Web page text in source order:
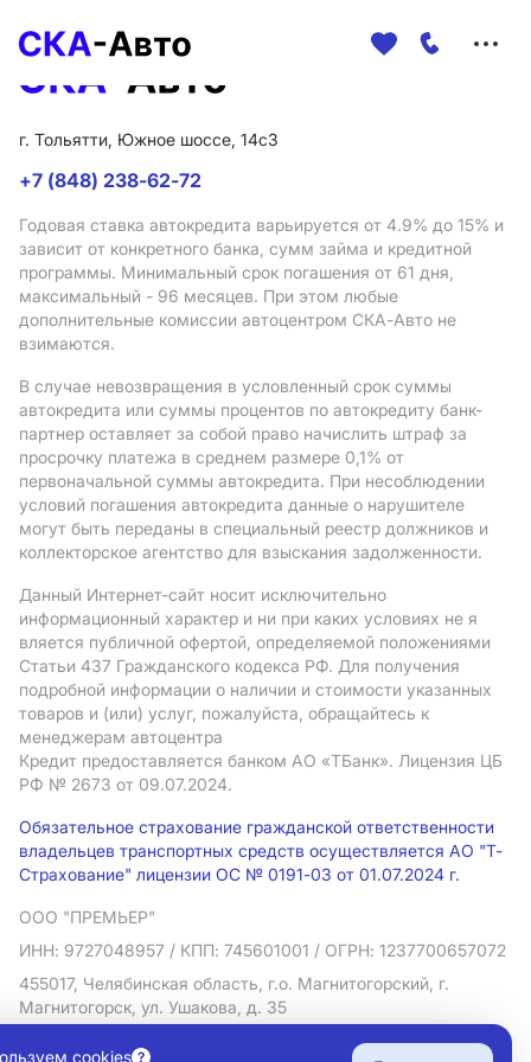
г. Тольятти, Южное шоссе, 14с3
+7 (848) 238-62-72
Годовая ставка автокредита варьируется от 4.9% до 15% и
зависит от конкретного банка, сумм займа и кредитной
программы. Минимальный срок погашения от 61 дня,
максимальный - 96 месяцев. При этом любые
дополнительные комиссии автоцентром СКА-Авто не
взимаются.
В случае невозвращения в условленный срок суммы
автокредита или суммы процентов по автокредиту банк-
партнер оставляет за собой право начислить штраф за
просрочку платежа в среднем размере 0,1% от
первоначальной суммы автокредита. При несоблюдении
условий погашения автокредита данные о нарушителе
могут быть переданы в специальный реестр должников и
коллекторское агентство для взыскания задолженности.
Данный Интернет-сайт носит исключительно
информационный характер и ни при каких условиях не я
вляется публичной офертой, определяемой положениями
Статьи 437 Гражданского кодекса РФ. Для получения
подробной информации о наличии и стоимости указанных
товаров и (или) услуг, пожалуйста, обращайтесь к
менеджерам автоцентра
Кредит предоставляется банком АO «ТБанк». Лицензия ЦБ
РФ № 2673 от 09.07.2024.
Обязательное страхование гражданской ответственности
владельцев транспортных средств осуществляется АО "Т-
Страхование" лицензии ОС № 0191-03 от 01.07.2024 г.
ООО "ПРЕМЬЕР"
ИНН: 9727048957 / КПП: 745601001 / ОГРН: 1237700657072
455017, Челябинская область, г.о. Магнитогорский, г.
Магнитогорск, ул. Ушакова, д. 35
Политика в отношении обработки персональных данных
cookies